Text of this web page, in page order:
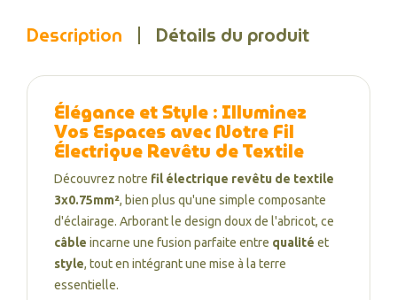
Description Détails du produit
Élégance et Style : Illuminez
Vos Espaces avec Notre Fil
Électrique Revêtu de Textile
Découvrez notre fil électrique revêtu de textile
3x0.75mm², bien plus qu'une simple composante
d'éclairage. Arborant le design doux de l'abricot, ce
câble incarne une fusion parfaite entre qualité et
style, tout en intégrant une mise à la terre
essentielle.